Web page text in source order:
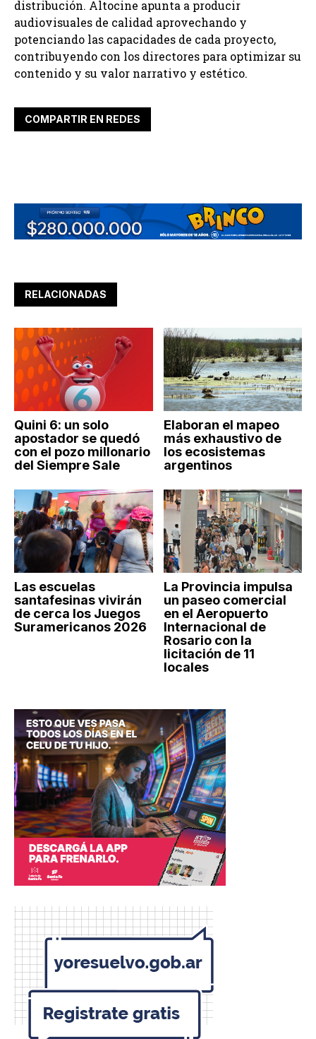
distribución. Altocine apunta a producir
audiovisuales de calidad aprovechando y
potenciando las capacidades de cada proyecto,
contribuyendo con los directores para optimizar su
contenido y su valor narrativo y estético.
COMPARTIR EN REDES
RELACIONADAS
Quini 6: un solo
apostador se quedó
con el pozo millonario
del Siempre Sale
Elaboran el mapeo
más exhaustivo de
los ecosistemas
argentinos
Las escuelas
santafesinas vivirán
de cerca los Juegos
Suramericanos 2026
La Provincia impulsa
un paseo comercial
en el Aeropuerto
Internacional de
Rosario con la
licitación de 11
locales